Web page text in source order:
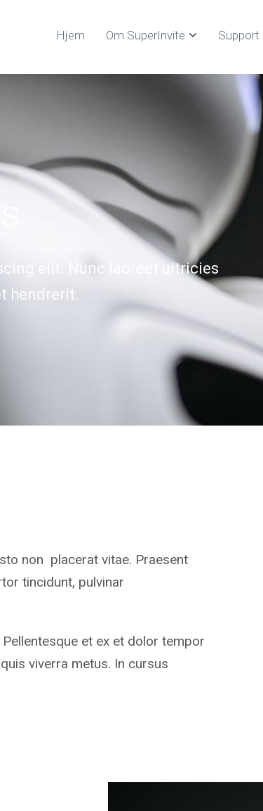
Hjem Om SuperInvite Support
elit. Nunc laoreet ultricies
hendrerit.
non placerat vitae. Praesent
tincidunt, pulvinar
et ex et dolor tempor
viverra metus. In cursus